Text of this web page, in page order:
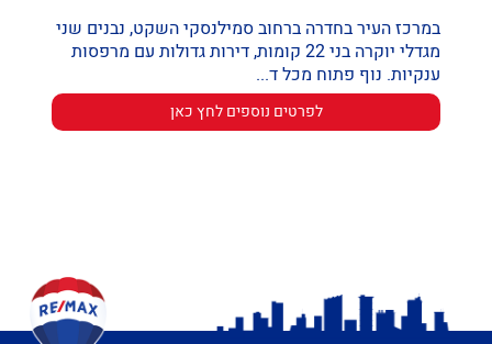
במרכז העיר בחדרה ברחוב סמילנסקי השקט, נבנים שני
מגדלי יוקרה בני 22 קומות, דירות גדולות עם מרפסות
ענקיות. נוף פתוח מכל ד...‭
לפרטים נוספים לחץ כאן